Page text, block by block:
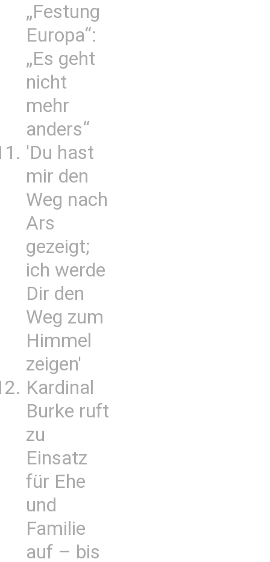
„Festung
Europa“:
„Es geht
nicht
mehr
anders“
'Du hast
mir den
Weg nach
Ars
gezeigt;
ich werde
Dir den
Weg zum
Himmel
zeigen'
Kardinal
Burke ruft
zu
Einsatz
für Ehe
und
Familie
auf – bis